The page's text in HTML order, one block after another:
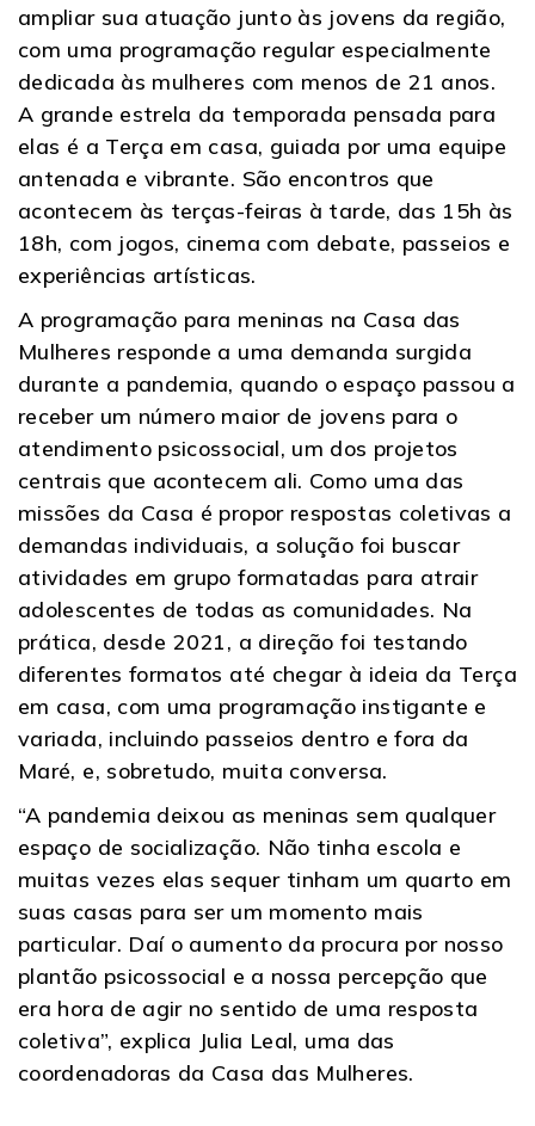
ampliar sua atuação junto às jovens da região,
com uma programação regular especialmente
dedicada às mulheres com menos de 21 anos.
A grande estrela da temporada pensada para
elas é a Terça em casa, guiada por uma equipe
antenada e vibrante. São encontros que
acontecem às terças-feiras à tarde, das 15h às
18h, com jogos, cinema com debate, passeios e
experiências artísticas.
A programação para meninas na Casa das
Mulheres responde a uma demanda surgida
durante a pandemia, quando o espaço passou a
receber um número maior de jovens para o
atendimento psicossocial, um dos projetos
centrais que acontecem ali. Como uma das
missões da Casa é propor respostas coletivas a
demandas individuais, a solução foi buscar
atividades em grupo formatadas para atrair
adolescentes de todas as comunidades. Na
prática, desde 2021, a direção foi testando
diferentes formatos até chegar à ideia da Terça
em casa, com uma programação instigante e
variada, incluindo passeios dentro e fora da
Maré, e, sobretudo, muita conversa.
“A pandemia deixou as meninas sem qualquer
espaço de socialização. Não tinha escola e
muitas vezes elas sequer tinham um quarto em
suas casas para ser um momento mais
particular. Daí o aumento da procura por nosso
plantão psicossocial e a nossa percepção que
era hora de agir no sentido de uma resposta
coletiva”, explica Julia Leal, uma das
coordenadoras da Casa das Mulheres.